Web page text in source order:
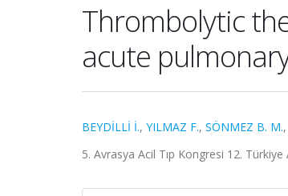
Thrombolytic
acute
BEYDİLLİ İ., YILMAZ F., SÖNMEZ B. M.,
5. Avrasya Acil Tıp Kongresi 12.